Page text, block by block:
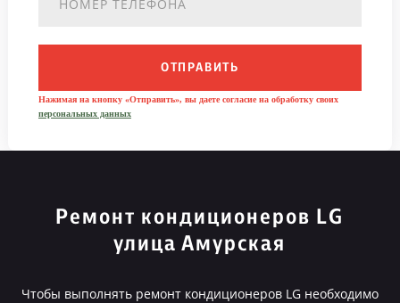
ОТПРАВИТЬ
Нажимая на кнопку «Отправить», вы даете согласие на обработку своих
персональных данных
Ремонт кондиционеров LG
улица Амурская
Чтобы выполнять ремонт кондиционеров LG необходимо